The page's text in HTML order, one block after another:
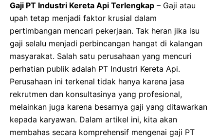
Gaji PT Industri Kereta Api Terlengkap – Gaji atau
upah tetap menjadi faktor krusial dalam
pertimbangan mencari pekerjaan. Tak heran jika isu
gaji selalu menjadi perbincangan hangat di kalangan
masyarakat. Salah satu perusahaan yang mencuri
perhatian publik adalah PT Industri Kereta Api.
Perusahaan ini terkenal tidak hanya karena jasa
rekrutmen dan konsultasinya yang profesional,
melainkan juga karena besarnya gaji yang ditawarkan
kepada karyawan. Dalam artikel ini, kita akan
membahas secara komprehensif mengenai gaji PT